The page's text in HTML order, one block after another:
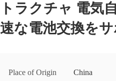
トラクチャ 電気
速な電池交換を
Place of Origin China